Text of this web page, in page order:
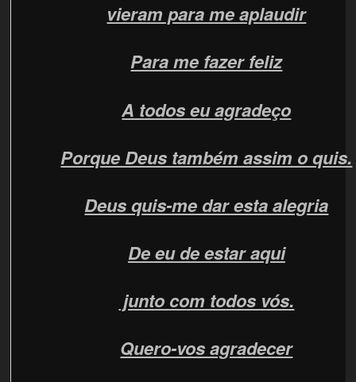
vieram para me aplaudir
Para me fazer feliz
A todos eu agradeço
Porque Deus também assim o quis.
Deus quis-me dar esta alegria
De eu de estar aqui
junto com todos vós.
Quero-vos agradecer